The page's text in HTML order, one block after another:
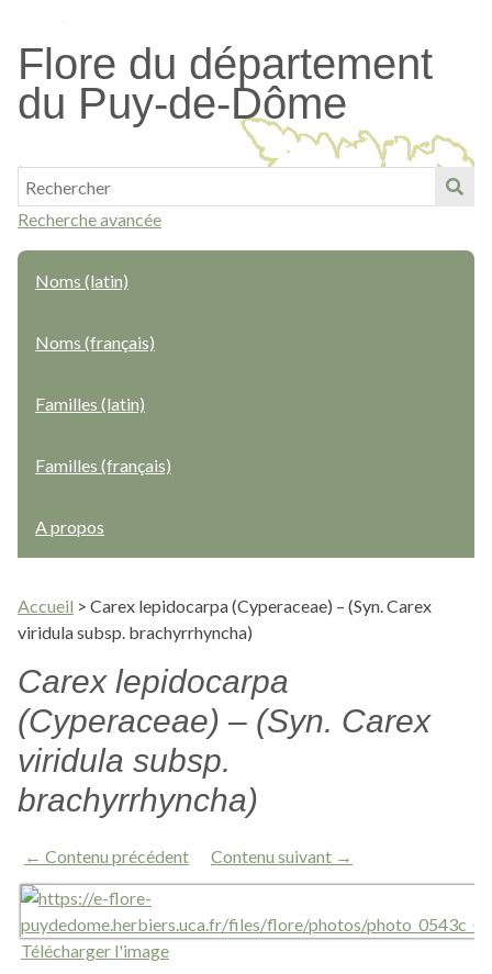
contenu
principal
Flore du département
du Puy-de-Dôme
Recherche avancée
Noms (latin)
Noms (français)
Familles (latin)
Familles (français)
A propos
Accueil > Carex lepidocarpa (Cyperaceae) – (Syn. Carex
viridula subsp. brachyrrhyncha)
Carex lepidocarpa
(Cyperaceae) – (Syn. Carex
viridula subsp.
brachyrrhyncha)
← Contenu précédent Contenu suivant →
Télécharger l'image